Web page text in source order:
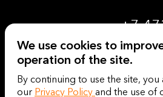
+7
We use cookies to
operation of the site.
By continuing to use the site, you
our Privacy Policy and the use of